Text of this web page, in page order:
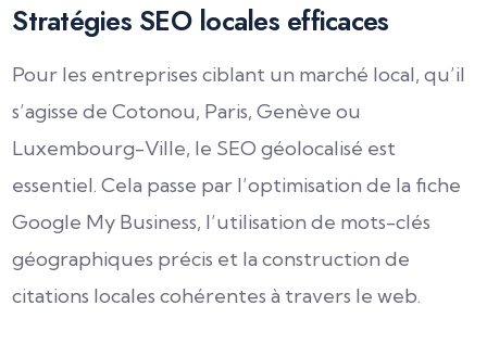
Stratégies SEO locales efficaces
Pour les entreprises ciblant un marché local, qu’il
s’agisse de Cotonou, Paris, Genève ou
Luxembourg-Ville, le SEO géolocalisé est
essentiel. Cela passe par l’optimisation de la fiche
Google My Business, l’utilisation de mots-clés
géographiques précis et la construction de
citations locales cohérentes à travers le web.